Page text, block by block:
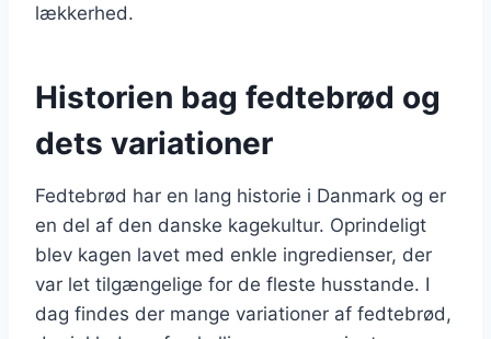
lækkerhed.
Historien bag fedtebrød og
dets variationer
Fedtebrød har en lang historie i Danmark og er
en del af den danske kagekultur. Oprindeligt
blev kagen lavet med enkle ingredienser, der
var let tilgængelige for de fleste husstande. I
dag findes der mange variationer af fedtebrød,